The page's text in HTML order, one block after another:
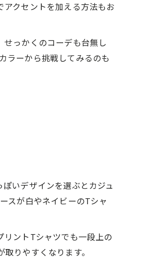
クセントを加える方法もお
っかくのコーデも台無し
ラーから挑戦してみるのも
いデザインを選ぶとカジュ
スが白やネイビーのTシャ
リントTシャツでも一段上の
りやすくなります。